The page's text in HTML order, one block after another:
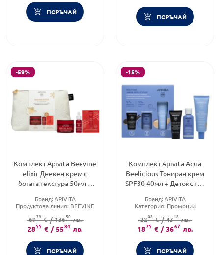
ПОРЪЧАЙ
ПОРЪЧАЙ
-59%
Комплект Apivita Beevine
elixir Дневен крем с
богата текстура 50мл +
очен конту
Бранд: APIVITA
Продуктова линия: BEEVINE
Форма на продукта:
комплект
6979€ / 13650лв.
2855 € / 5584 лв.
ПОРЪЧАЙ
-15%
Комплект Apivita Aqua
Beelicious Тониран крем
SPF30 40мл + Детокс гел
Бранд: APIVITA
Категория: Промоции
комплект
2208 € / 4318 лв.
1875 € / 3667 лв.
ПОРЪЧАЙ